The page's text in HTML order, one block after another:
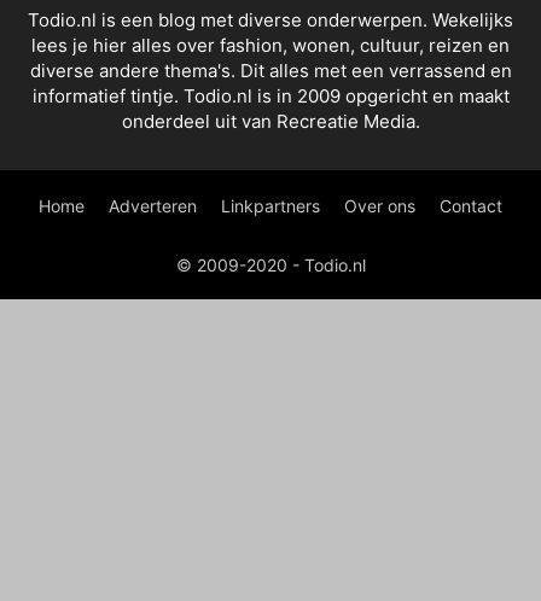
Todio.nl is een blog met diverse onderwerpen. Wekelijks
lees je hier alles over fashion, wonen, cultuur, reizen en
diverse andere thema's. Dit alles met een verrassend en
informatief tintje. Todio.nl is in 2009 opgericht en maakt
onderdeel uit van Recreatie Media.
Home Adverteren Linkpartners Over ons Contact
© 2009-2020 - Todio.nl